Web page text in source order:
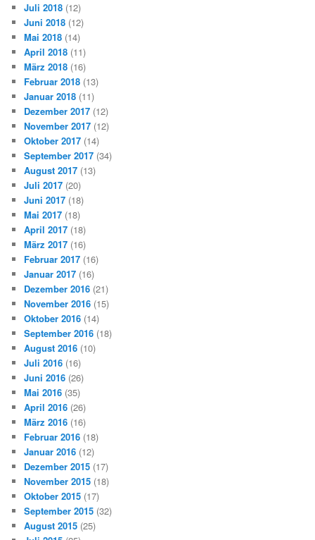
Juli 2018 (12)
Juni 2018 (12)
Mai 2018 (14)
April 2018 (11)
März 2018 (16)
Februar 2018 (13)
Januar 2018 (11)
Dezember 2017 (12)
November 2017 (12)
Oktober 2017 (14)
September 2017 (34)
August 2017 (13)
Juli 2017 (20)
Juni 2017 (18)
Mai 2017 (18)
April 2017 (18)
März 2017 (16)
Februar 2017 (16)
Januar 2017 (16)
Dezember 2016 (21)
November 2016 (15)
Oktober 2016 (14)
September 2016 (18)
August 2016 (10)
Juli 2016 (16)
Juni 2016 (26)
Mai 2016 (35)
April 2016 (26)
März 2016 (16)
Februar 2016 (18)
Januar 2016 (12)
Dezember 2015 (17)
November 2015 (18)
Oktober 2015 (17)
September 2015 (32)
August 2015 (25)